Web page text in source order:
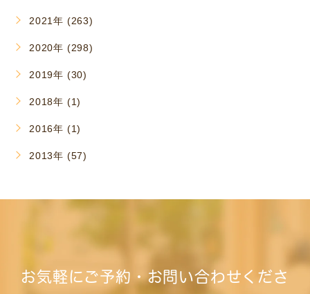
2021年 (263)
2020年 (298)
2019年 (30)
2018年 (1)
2016年 (1)
2013年 (57)
お気軽にご予約・お問い合わせくださ